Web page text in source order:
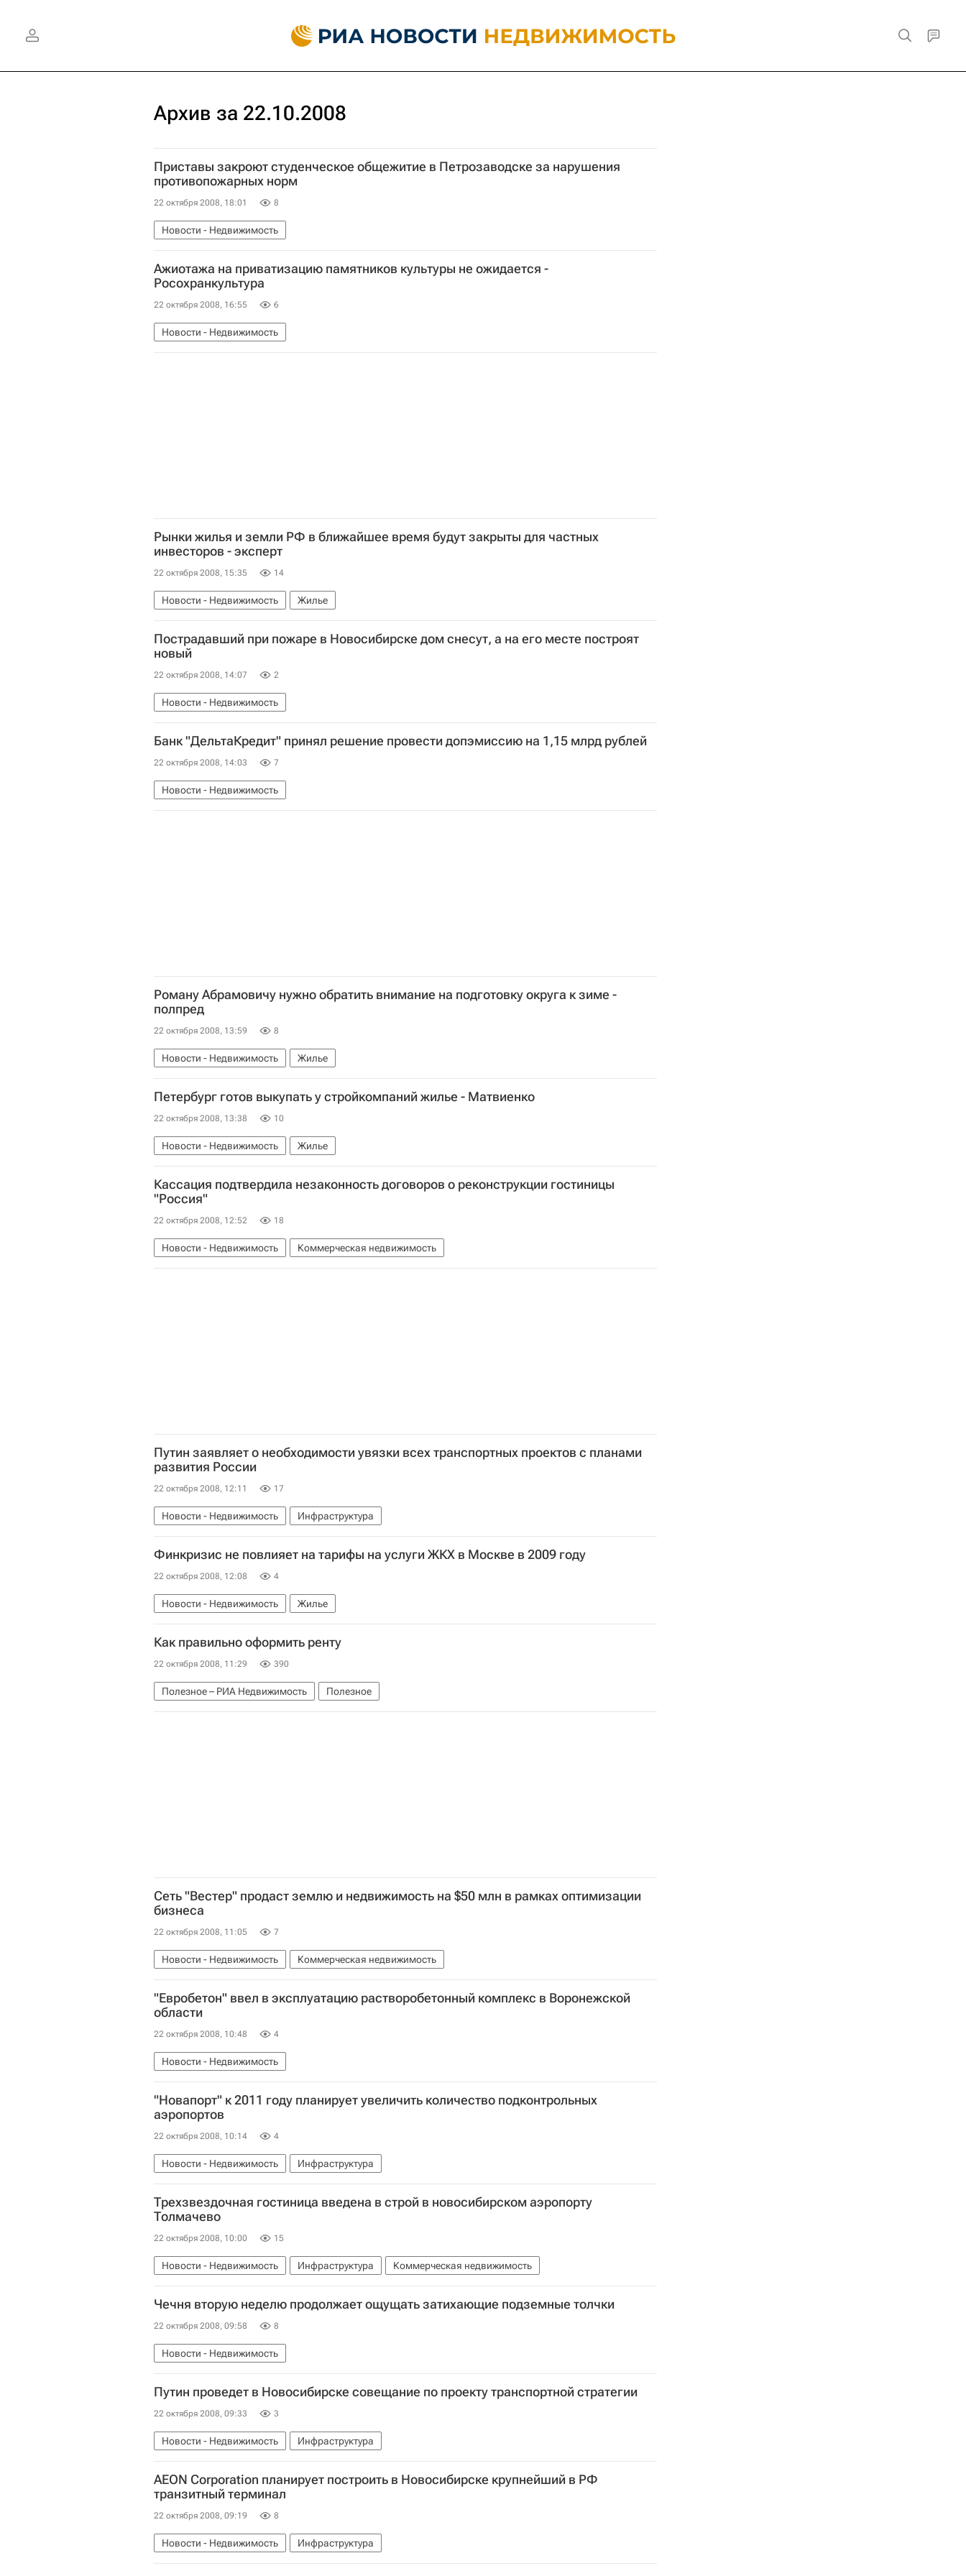
Архив за 22.10.2008
Приставы закроют студенческое общежитие в Петрозаводске за нарушения
противопожарных норм
22 октября 2008, 18:01 8
Новости - Недвижимость
Ажиотажа на приватизацию памятников культуры не ожидается -
Росохранкультура
22 октября 2008, 16:55 6
Новости - Недвижимость
Рынки жилья и земли РФ в ближайшее время будут закрыты для частных
инвесторов - эксперт
22 октября 2008, 15:35 14
Новости - Недвижимость Жилье
Пострадавший при пожаре в Новосибирске дом снесут, а на его месте построят
новый
22 октября 2008, 14:07 2
Новости - Недвижимость
Банк "ДельтаКредит" принял решение провести допэмиссию на 1,15 млрд рублей
22 октября 2008, 14:03 7
Новости - Недвижимость
Роману Абрамовичу нужно обратить внимание на подготовку округа к зиме -
полпред
22 октября 2008, 13:59 8
Новости - Недвижимость Жилье
Петербург готов выкупать у стройкомпаний жилье - Матвиенко
22 октября 2008, 13:38 10
Новости - Недвижимость Жилье
Кассация подтвердила незаконность договоров о реконструкции гостиницы
"Россия"
22 октября 2008, 12:52 18
Новости - Недвижимость Коммерческая недвижимость
Путин заявляет о необходимости увязки всех транспортных проектов с планами
развития России
22 октября 2008, 12:11 17
Новости - Недвижимость Инфраструктура
Финкризис не повлияет на тарифы на услуги ЖКХ в Москве в 2009 году
22 октября 2008, 12:08 4
Новости - Недвижимость Жилье
Как правильно оформить ренту
22 октября 2008, 11:29 390
Полезное – РИА Недвижимость Полезное
Сеть "Вестер" продаст землю и недвижимость на $50 млн в рамках оптимизации
бизнеса
22 октября 2008, 11:05 7
Новости - Недвижимость Коммерческая недвижимость
"Евробетон" ввел в эксплуатацию растворобетонный комплекс в Воронежской
области
22 октября 2008, 10:48 4
Новости - Недвижимость
"Новапорт" к 2011 году планирует увеличить количество подконтрольных
аэропортов
22 октября 2008, 10:14 4
Новости - Недвижимость Инфраструктура
Трехзвездочная гостиница введена в строй в новосибирском аэропорту
Толмачево
22 октября 2008, 10:00 15
Новости - Недвижимость Инфраструктура Коммерческая недвижимость
Чечня вторую неделю продолжает ощущать затихающие подземные толчки
22 октября 2008, 09:58 8
Новости - Недвижимость
Путин проведет в Новосибирске совещание по проекту транспортной стратегии
22 октября 2008, 09:33 3
Новости - Недвижимость Инфраструктура
AEON Corporation планирует построить в Новосибирске крупнейший в РФ
транзитный терминал
22 октября 2008, 09:19 8
Новости - Недвижимость Инфраструктура